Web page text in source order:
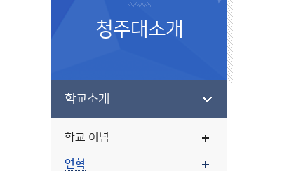
청주대소개
학교소개
학교 이념
연혁